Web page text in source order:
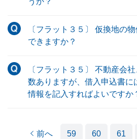
〔フラット３５〕 仮換地の
できますか？
〔フラット３５〕 不動産会
数ありますが、借入申込書に
情報を記入すればよいですか
前へ 59 60 61